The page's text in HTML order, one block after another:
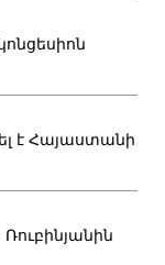
է Հայաստանի